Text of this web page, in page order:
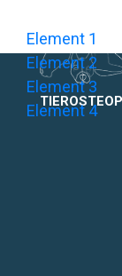
Element 1
Element 2
Element 3
Element 4